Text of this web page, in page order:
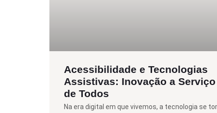
Acessibilidade e Tecnologias
Assistivas: Inovação a Serviço
de Todos
Na era digital em que vivemos, a tecnologia se